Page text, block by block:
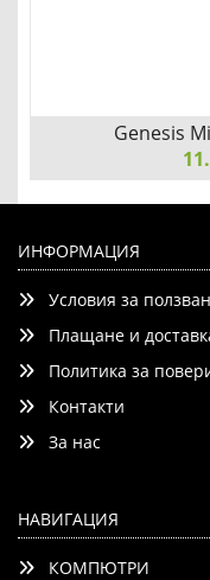
Genesis
ИНФОРМАЦИЯ
Условия за
Плащане и
Политика за
Контакти
За нас
НАВИГАЦИЯ
КОМПЮТРИ